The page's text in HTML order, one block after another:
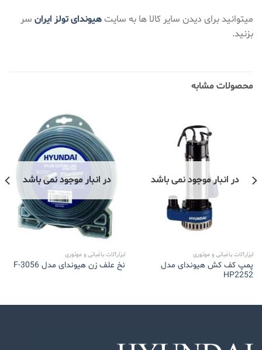
میتوانید برای دیدن سایر کالا ها به سایتهیوندای تولز ایران سر
بزنید.
محصولات مشابه
در انبار موجود نمی باشد
ابزارآلات باغبانی و موتوری
پمپ کف کش هیوندای مدل
HP2252
در انبار موجود نمی باشد
ابزارآلات باغبانی و موتوری
نخ علف زن هیوندای مدل F-3056